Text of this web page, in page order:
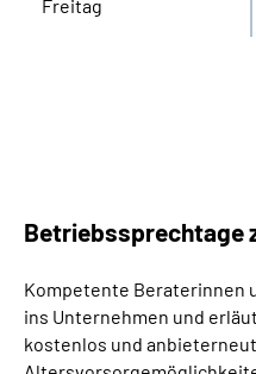
Freitag
Betriebssprechtage
Kompetente Beraterinnen
ins Unternehmen und
kostenlos und